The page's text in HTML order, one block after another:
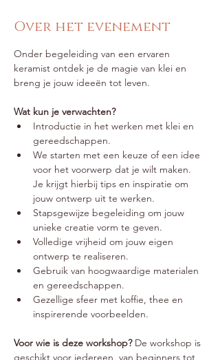
Over het evenement
Onder begeleiding van een ervaren
keramist ontdek je de magie van klei en
breng je jouw ideeën tot leven.
Wat kun je verwachten?
Introductie in het werken met klei en
gereedschappen.
We starten met een keuze of een idee
voor het voorwerp dat je wilt maken.
Je krijgt hierbij tips en inspiratie om
jouw ontwerp uit te werken.
Stapsgewijze begeleiding om jouw
unieke creatie vorm te geven.
Volledige vrijheid om jouw eigen
ontwerp te realiseren.
Gebruik van hoogwaardige materialen
en gereedschappen.
Gezellige sfeer met koffie, thee en
inspirerende voorbeelden.
Voor wie is deze workshop? De workshop is